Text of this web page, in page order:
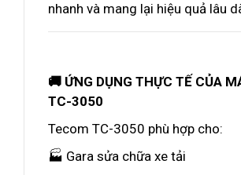
nhanh và mang lại hiệu quả lâu
🚚 ỨNG DỤNG THỰC TẾ CỦA
TC-3050
Tecom TC-3050 phù hợp cho:
🏭 Gara sửa chữa xe tải